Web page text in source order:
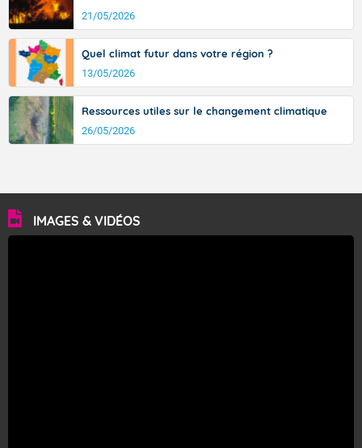
21/05/2026
Quel climat futur dans votre région ?
13/05/2026
Ressources utiles sur le changement climatique
26/05/2026
IMAGES & VIDÉOS